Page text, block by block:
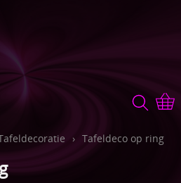
› Tafeldeco op ring